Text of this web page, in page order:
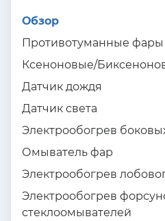
Обзор
Противотуманные фары
Ксеноновые/
Датчик дождя
Датчик света
Электрообогрев
Омыватель фар
Электрообогрев
Электрообогрев
стеклоомывателей